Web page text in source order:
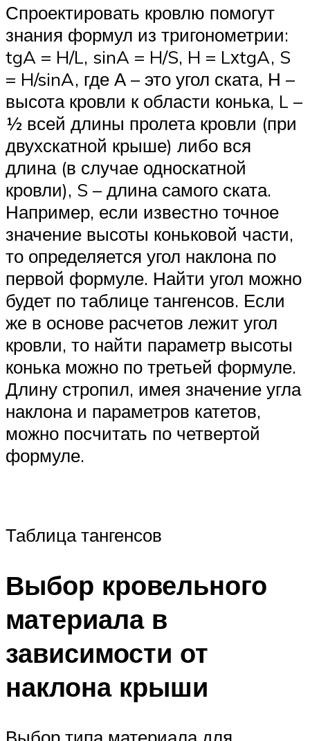
Спроектировать кровлю помогут
знания формул из тригонометрии:
tgA = H/L, sinA = H/S, H = LхtgA, S
= H/sinA, где А – это угол ската, Н –
высота кровли к области конька, L –
½ всей длины пролета кровли (при
двухскатной крыше) либо вся
длина (в случае односкатной
кровли), S – длина самого ската.
Например, если известно точное
значение высоты коньковой части,
то определяется угол наклона по
первой формуле. Найти угол можно
будет по таблице тангенсов. Если
же в основе расчетов лежит угол
кровли, то найти параметр высоты
конька можно по третьей формуле.
Длину стропил, имея значение угла
наклона и параметров катетов,
можно посчитать по четвертой
формуле.
Таблица тангенсов
Выбор кровельного
материала в
зависимости от
наклона крыши